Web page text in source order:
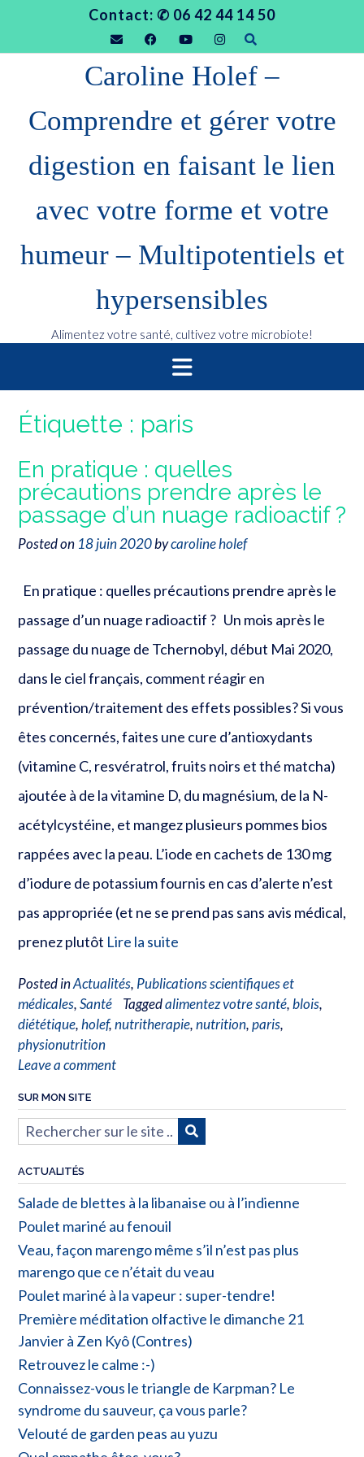
i
Contact: ✆ 06 42 44 14 50
Caroline Holef –
Comprendre et gérer votre
digestion en faisant le lien
avec votre forme et votre
humeur – Multipotentiels et
hypersensibles
Alimentez votre santé, cultivez votre microbiote!
Étiquette : paris
En pratique : quelles
précautions prendre après le
passage d’un nuage radioactif ?
Posted on 18 juin 2020bycaroline holef
En pratique : quelles précautions prendre après le
passage d’un nuage radioactif ? Un mois après le
passage du nuage de Tchernobyl, début Mai 2020,
dans le ciel français, comment réagir en
prévention/traitement des effets possibles? Si vous
êtes concernés, faites une cure d’antioxydants
(vitamine C, resvératrol, fruits noirs et thé matcha)
ajoutée à de la vitamine D, du magnésium, de la N-
acétylcystéine, et mangez plusieurs pommes bios
rappées avec la peau. L’iode en cachets de 130 mg
d’iodure de potassium fournis en cas d’alerte n’est
pas appropriée (et ne se prend pas sans avis médical,
prenez plutôt Lire la suite
Posted inActualités, Publications scientifiques et
médicales,Santé Taggedalimentez votre santé,blois,
diététique,holef,nutritherapie,nutrition,paris,
physionutrition
Leave a comment
SUR MON SITE
ACTUALITÉS
Salade de blettes à la libanaise ou à l’indienne
Poulet mariné au fenouil
Veau, façon marengo même s’il n’est pas plus
marengo que ce n’était du veau
Poulet mariné à la vapeur : super-tendre!
Première méditation olfactive le dimanche 21
Janvier à Zen Kyô (Contres)
Retrouvez le calme :-)
Connaissez-vous le triangle de Karpman? Le
syndrome du sauveur, ça vous parle?
Velouté de garden peas au yuzu